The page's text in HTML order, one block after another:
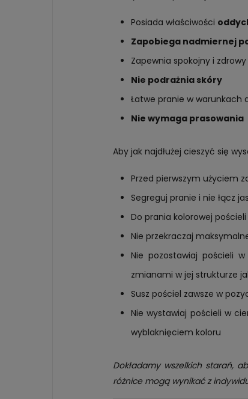
Posiada właściwości
Zapobiega nadmiernej
Zapewnia spokojny i zdrowy
Nie podrażnia skóry
Łatwe pranie w warunkach
Nie wymaga prasowania
Aby jak najdłużej cieszyć się
Przed pierwszym użyciem
Segreguj pranie i nie łącz
Do prania kolorowej
Nie przekraczaj
Nie pozostawiaj pościeli
zmianami w jej strukturze
Susz pościel zawsze w
Nie wystawiaj pościeli w
wyblaknięciem koloru
Dokładamy wszelkich starań,
różnice mogą wynikać z